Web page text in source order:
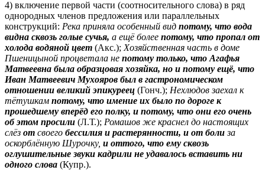
4) включение первой части (соотносительного слова) в ряд
однородных членов предложения или параллельных
конструкций: Река приняла особенный вид потому, что вода
видна сквозь голые сучья, а ещё более потому, что пропал от
холода водяной цвет (Акс.); Хозяйственная часть в доме
Пшеницыной процветала не потому только, что Агафья
Матвеевна была образцовая хозяйка, но и потому ещё, что
Иван Матвеевич Мухояров был в гастрономическом
отношении великий эпикуреец (Гонч.); Нехлюдов заехал к
тётушкам потому, что имение их было по дороге к
прошедшему вперёд его полку, и потому, что они его очень
об этом просили (Л.Т.); Ромашов же краснел до настоящих
слёз от своего бессилия и растерянности, и от болиза
оскорблённую Шурочку, и оттого, что ему сквозь
оглушительные звуки кадрили не удавалось вставить ни
одного слова (Купр.).